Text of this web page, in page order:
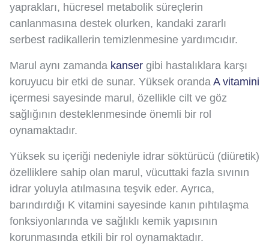
yaprakları, hücresel metabolik süreçlerin
canlanmasına destek olurken, kandaki zararlı
serbest radikallerin temizlenmesine yardımcıdır.
Marul aynı zamanda kanser gibi hastalıklara karşı
koruyucu bir etki de sunar. Yüksek oranda A vitamini
içermesi sayesinde marul, özellikle cilt ve göz
sağlığının desteklenmesinde önemli bir rol
oynamaktadır.
Yüksek su içeriği nedeniyle idrar söktürücü (diüretik)
özelliklere sahip olan marul, vücuttaki fazla sıvının
idrar yoluyla atılmasına teşvik eder. Ayrıca,
barındırdığı K vitamini sayesinde kanın pıhtılaşma
fonksiyonlarında ve sağlıklı kemik yapısının
korunmasında etkili bir rol oynamaktadır.